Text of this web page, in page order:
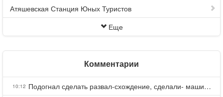
Атяшевская Станция Юных Туристов
Еще
Комментарии
10:12 Подогнал сделать развал-схождение, сделали- машина уходит на право и колеса проверил все хорошо с атмосферами ужас как можно делать авто, не ужели не берегут свою репутацию, не советую.